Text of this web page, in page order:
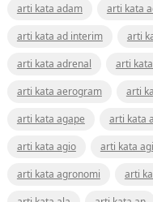
arti kata adam
arti kata
arti kata ad interim
arti
arti kata adrenal
arti
arti kata aerogram
arti
arti kata agape
arti kata
arti kata agio
arti kata
arti kata agronomi
arti